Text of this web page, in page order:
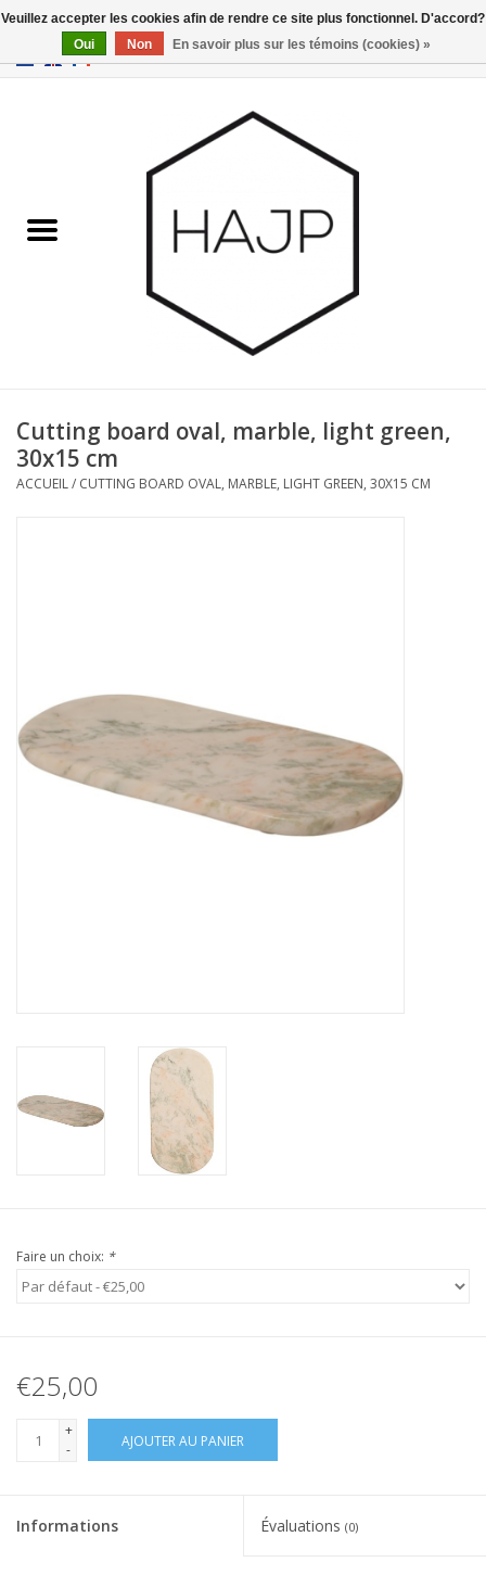
EUR/GBP 0 Articles - €0,00
Gadgets
Marques
Cutting board oval, marble, light green,
30x15 cm
ACCUEIL/ CUTTING BOARD OVAL, MARBLE, LIGHT GREEN, 30X15 CM
Faire un choix: *
€25,00
+
-
AJOUTER AU PANIER
Informations Évaluations (0)
Veuillez accepter les cookies afin de rendre ce site plus fonctionnel. D'accord?
Oui
Non En savoir plus sur les témoins (cookies) »